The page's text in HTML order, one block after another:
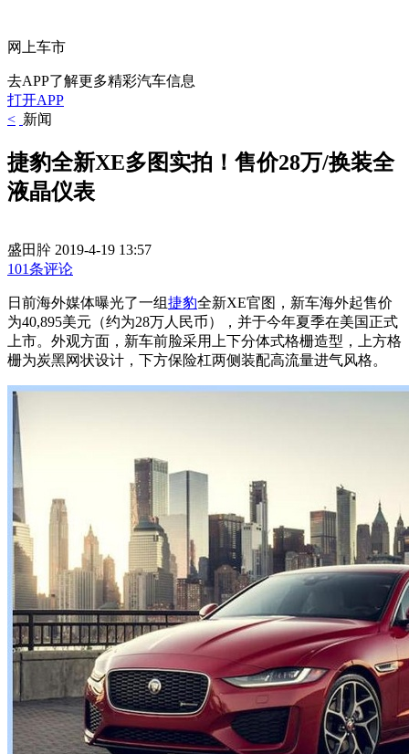
网上车市
去APP了解更多精彩汽车信息
打开APP
< 新闻
捷豹全新XE多图实拍！售价28万/换装全
液晶仪表
盛田肸 2019-4-19 13:57
101条评论
日前海外媒体曝光了一组捷豹全新XE官图，新车海外起售价
为40,895美元（约为28万人民币），并于今年夏季在美国正式
上市。外观方面，新车前脸采用上下分体式格栅造型，上方格
栅为炭黑网状设计，下方保险杠两侧装配高流量进气风格。